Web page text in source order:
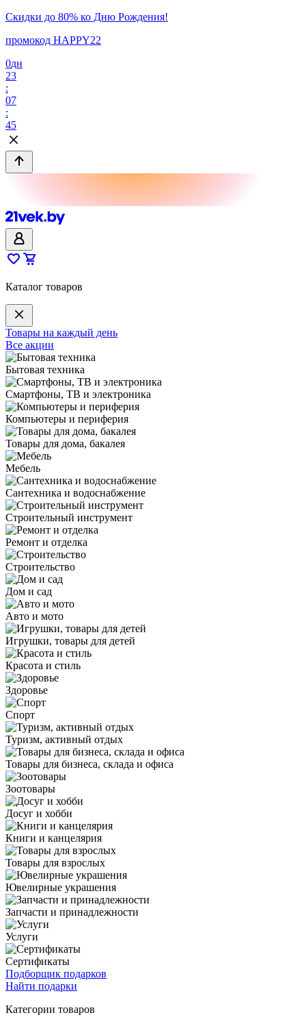
Скидки до 80% ко Дню Рождения!
промокод HAPPY22
0дн
23
:
07
:
45
Каталог товаров
Товары на каждый день
Все акции
Бытовая техника
Смартфоны, ТВ и электроника
Компьютеры и периферия
Товары для дома, бакалея
Мебель
Сантехника и водоснабжение
Строительный инструмент
Ремонт и отделка
Строительство
Дом и сад
Авто и мото
Игрушки, товары для детей
Красота и стиль
Здоровье
Спорт
Туризм, активный отдых
Товары для бизнеса, склада и офиса
Зоотовары
Досуг и хобби
Книги и канцелярия
Товары для взрослых
Ювелирные украшения
Запчасти и принадлежности
Услуги
Сертификаты
Подборщик подарков
Найти подарки
Категории товаров